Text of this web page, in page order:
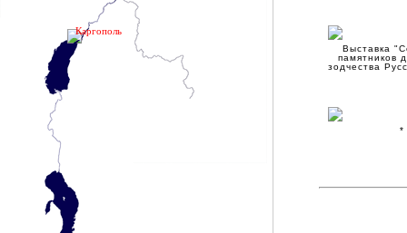
Каргополь
Выставка
памятников
зодчества
*